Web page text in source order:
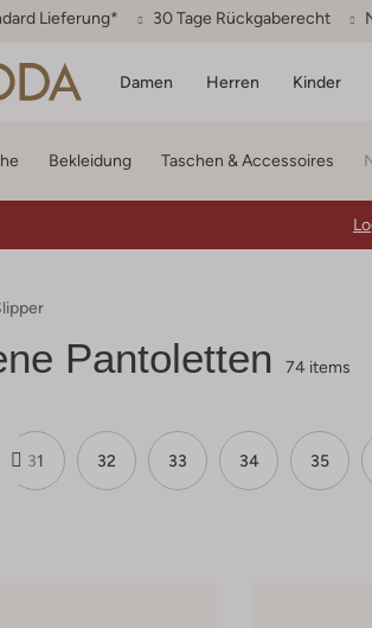
Lieferung* 30 Tage Rückgaberecht
Damen Herren Kinder
Bekleidung Taschen & Accessoires
Pantoletten 74 items
31 32 33 34 35